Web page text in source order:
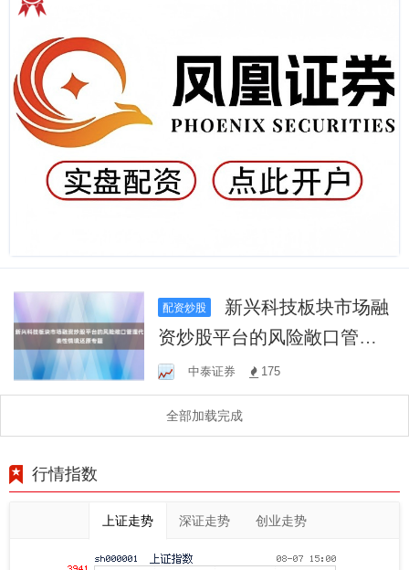
配资炒股
资炒股平台的风险敞口管理
代表性情境还原专题
中泰证券 175
全部加载完成
行情指数
上证走势 深证走势 创业走势